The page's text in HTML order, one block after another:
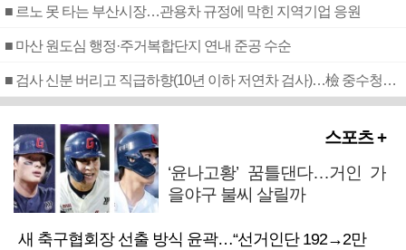
■ 르노 못 타는 부산시장…관용차 규정에 막힌 지역기업 응원
■ 마산 원도심 행정·주거복합단지 연내 준공 수순
■ 검사 신분 버리고 직급하향(10년 이하 저연차 검사)…檢 중수청행 기피
스포츠 +
‘윤나고황’ 꿈틀댄다…거인 가
을야구 불씨 살릴까
새 축구협회장 선출 방식 윤곽…“선거인단 192→2만